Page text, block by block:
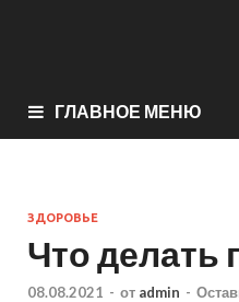
ГЛАВНОЕ МЕНЮ
ЗДОРОВЬЕ
Что делать
08.08.2021 - от admin -